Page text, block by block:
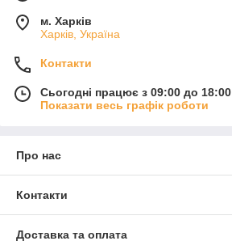
м. Харків
Харків, Україна
Контакти
Сьогодні працює з 09:00 до 18:00
Показати весь графік роботи
Про нас
Контакти
Доставка та оплата